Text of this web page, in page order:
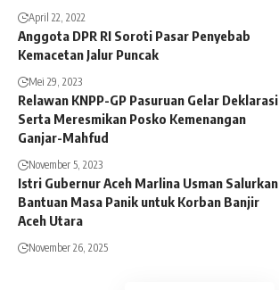
April 22, 2022
Anggota DPR RI Soroti Pasar Penyebab
Kemacetan Jalur Puncak
Mei 29, 2023
Relawan KNPP-GP Pasuruan Gelar Deklarasi
Serta Meresmikan Posko Kemenangan
Ganjar-Mahfud
November 5, 2023
Istri Gubernur Aceh Marlina Usman Salurkan
Bantuan Masa Panik untuk Korban Banjir
Aceh Utara
November 26, 2025